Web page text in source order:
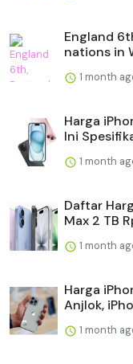
England
nations in
1 month
Harga
Ini
1 month
Daftar
Max 2 TB
1 month
Harga
Anjlok,
1 month